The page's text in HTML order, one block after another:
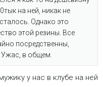
на ней, никак не
Однако это
этой резины. Все
посредственны,
Ужас, в общем.
у нас в клубе на ней